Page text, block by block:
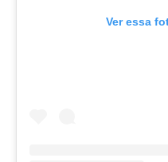
Ver essa